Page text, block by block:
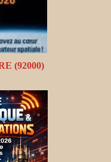
(92000)